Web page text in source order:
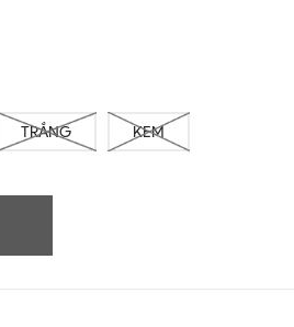
TRẮNG KEM